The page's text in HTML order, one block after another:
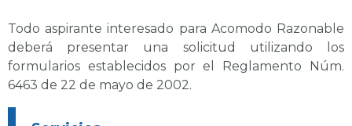
Todo aspirante interesado para Acomodo Razonable
deberá presentar una solicitud utilizando los
formularios establecidos por el Reglamento Núm.
6463 de 22 de mayo de 2002.